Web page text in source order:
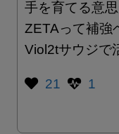
手を育てる意
ZETAって補強
Viol2tサウジで
21 1